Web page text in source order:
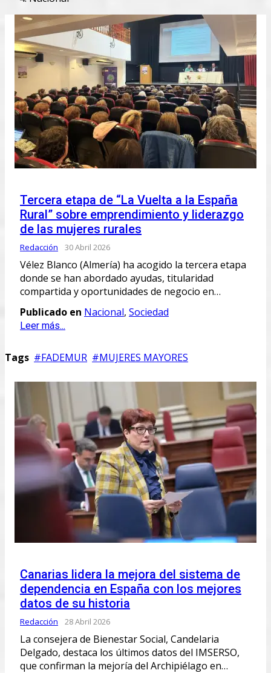
Tercera etapa de “La Vuelta a la España
Rural” sobre emprendimiento y liderazgo
de las mujeres rurales
Redacción 30 Abril 2026
Vélez Blanco (Almería) ha acogido la tercera etapa
donde se han abordado ayudas, titularidad
compartida y oportunidades de negocio en…
Publicado en Nacional, Sociedad
Leer más...
Tags FADEMUR MUJERES MAYORES
Canarias lidera la mejora del sistema de
dependencia en España con los mejores
datos de su historia
Redacción 28 Abril 2026
La consejera de Bienestar Social, Candelaria
Delgado, destaca los últimos datos del IMSERSO,
que confirman la mejoría del Archipiélago en…